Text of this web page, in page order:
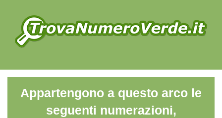
Appartengono a questo arco le
seguenti numerazioni,